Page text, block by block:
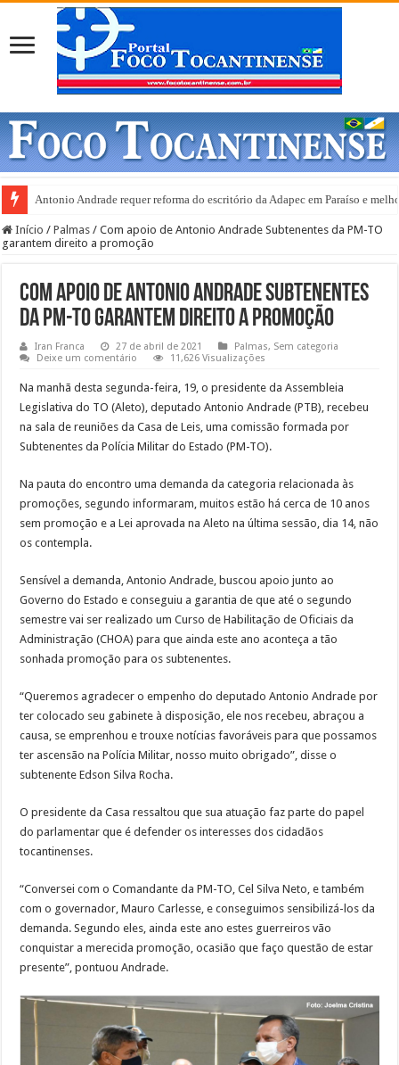
Antonio Andrade requer reforma do escritório da Adapec em Paraíso e
Início / Palmas / Com apoio de Antonio Andrade Subtenentes da PM-TO
garantem direito a promoção
Com apoio de Antonio Andrade Subtenentes
da PM-TO garantem direito a promoção
Iran Franca 27 de abril de 2021 Palmas, Sem categoria
Deixe um comentário
11,626 Visualizações
Na manhã desta segunda-feira, 19, o presidente da Assembleia
Legislativa do TO (Aleto), deputado Antonio Andrade (PTB), recebeu
na sala de reuniões da Casa de Leis, uma comissão formada por
Subtenentes da Polícia Militar do Estado (PM-TO).
Na pauta do encontro uma demanda da categoria relacionada às
promoções, segundo informaram, muitos estão há cerca de 10 anos
sem promoção e a Lei aprovada na Aleto na última sessão, dia 14, não
os contempla.
Sensível a demanda, Antonio Andrade, buscou apoio junto ao
Governo do Estado e conseguiu a garantia de que até o segundo
semestre vai ser realizado um Curso de Habilitação de Oficiais da
Administração (CHOA) para que ainda este ano aconteça a tão
sonhada promoção para os subtenentes.
“Queremos agradecer o empenho do deputado Antonio Andrade por
ter colocado seu gabinete à disposição, ele nos recebeu, abraçou a
causa, se emprenhou e trouxe notícias favoráveis para que possamos
ter ascensão na Polícia Militar, nosso muito obrigado”, disse o
subtenente Edson Silva Rocha.
O presidente da Casa ressaltou que sua atuação faz parte do papel
do parlamentar que é defender os interesses dos cidadãos
tocantinenses.
“Conversei com o Comandante da PM-TO, Cel Silva Neto, e também
com o governador, Mauro Carlesse, e conseguimos sensibilizá-los da
demanda. Segundo eles, ainda este ano estes guerreiros vão
conquistar a merecida promoção, ocasião que faço questão de estar
presente”, pontuou Andrade.